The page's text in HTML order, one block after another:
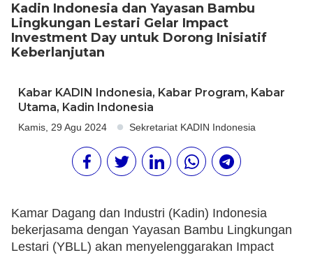
Kadin Indonesia dan Yayasan Bambu
Lingkungan Lestari Gelar Impact
Investment Day untuk Dorong Inisiatif
Keberlanjutan
Kabar KADIN Indonesia, Kabar Program, Kabar
Utama, Kadin Indonesia
Kamis, 29 Agu 2024 Sekretariat KADIN Indonesia
Kamar Dagang dan Industri (Kadin) Indonesia
bekerjasama dengan Yayasan Bambu Lingkungan
Lestari (YBLL) akan menyelenggarakan Impact